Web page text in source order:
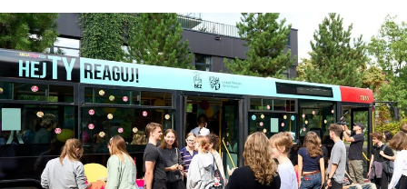
Kliknij, aby zobaczyć galerię